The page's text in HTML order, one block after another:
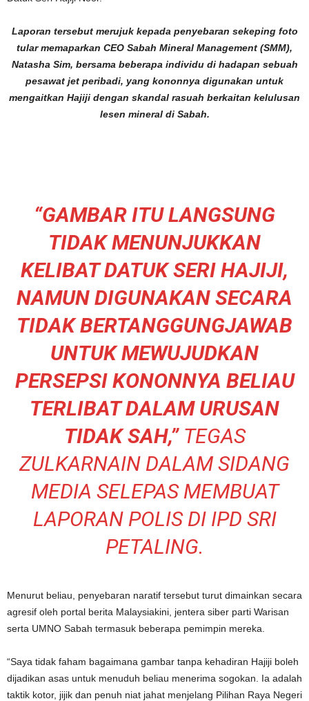
Laporan tersebut merujuk kepada penyebaran sekeping foto
tular memaparkan CEO Sabah Mineral Management (SMM),
Natasha Sim, bersama beberapa individu di hadapan sebuah
pesawat jet peribadi, yang kononnya digunakan untuk
mengaitkan Hajiji dengan skandal rasuah berkaitan kelulusan
lesen mineral di Sabah.
“GAMBAR ITU LANGSUNG
TIDAK MENUNJUKKAN
KELIBAT DATUK SERI HAJIJI,
NAMUN DIGUNAKAN SECARA
TIDAK BERTANGGUNGJAWAB
UNTUK MEWUJUDKAN
PERSEPSI KONONNYA BELIAU
TERLIBAT DALAM URUSAN
TIDAK SAH,” TEGAS
ZULKARNAIN DALAM SIDANG
MEDIA SELEPAS MEMBUAT
LAPORAN POLIS DI IPD SRI
PETALING.
Menurut beliau, penyebaran naratif tersebut turut dimainkan secara
agresif oleh portal berita Malaysiakini, jentera siber parti Warisan
serta UMNO Sabah termasuk beberapa pemimpin mereka.
“Saya tidak faham bagaimana gambar tanpa kehadiran Hajiji boleh
dijadikan asas untuk menuduh beliau menerima sogokan. Ia adalah
taktik kotor, jijik dan penuh niat jahat menjelang Pilihan Raya Negeri